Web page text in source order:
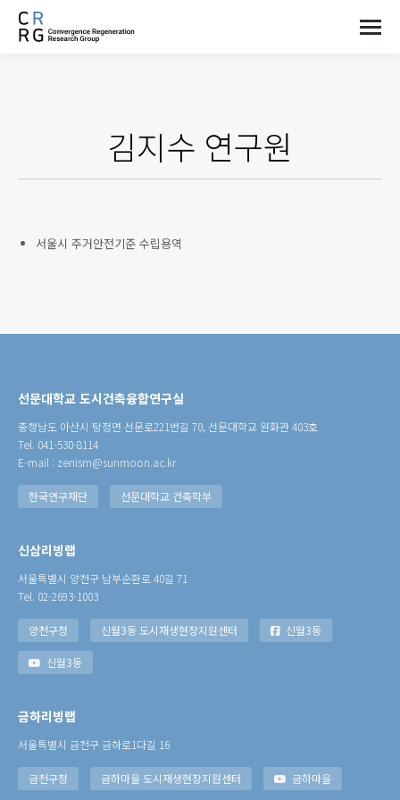
김지수 연구원
서울시 주거안전기준 수립용역
선문대학교 도시건축융합연구실
충청남도 아산시 탕정면 선문로221번길 70, 선문대학교 원화관 403호
Tel. 041-530-8114
E-mail : zenism@sunmoon.ac.kr
한국연구재단 선문대학교 건축학부
신삼리빙랩
서울특별시 양천구 남부순환로 40길 71
Tel. 02-2693-1003
양천구청 신월3동 도시재생현장지원센터 신월3동
신월3동
금하리빙랩
서울특별시 금천구 금하로1다길 16
금천구청 금하마을 도시재생현장지원센터 금하마을